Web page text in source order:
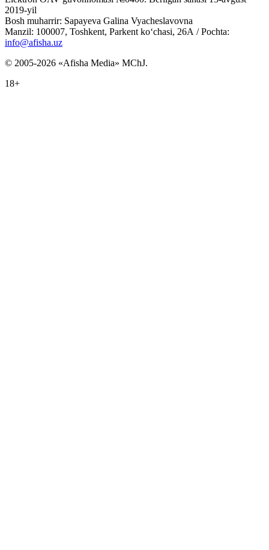
2019-yil
Bosh muharrir: Sapayeva Galina Vyacheslavovna
Manzil: 100007, Toshkent, Parkent ko‘chasi, 26А / Pochta:
info@afisha.uz
© 2005-2026 «Afisha Media» MChJ.
18+